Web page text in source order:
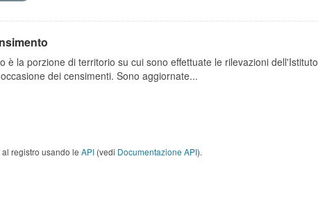
è la porzione di territorio su cui sono effettuate le rilevazioni dell'Istituto
dei censimenti. Sono aggiornate...
registro usando le API (vedi Documentazione API).